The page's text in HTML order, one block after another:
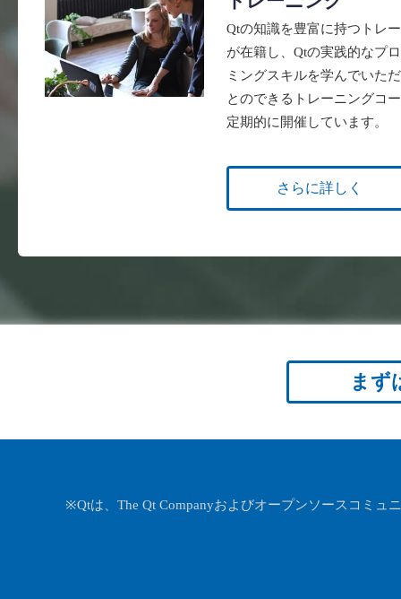
Qtの知識を豊富に持つトレ
が在籍し、Qtの実践的なプ
ミングスキルを学んでいた
とのできるトレーニングコ
定期的に開催しています。
さらに詳しく
まず
※Qtは、The Qt Companyおよびオープンソースコミュ